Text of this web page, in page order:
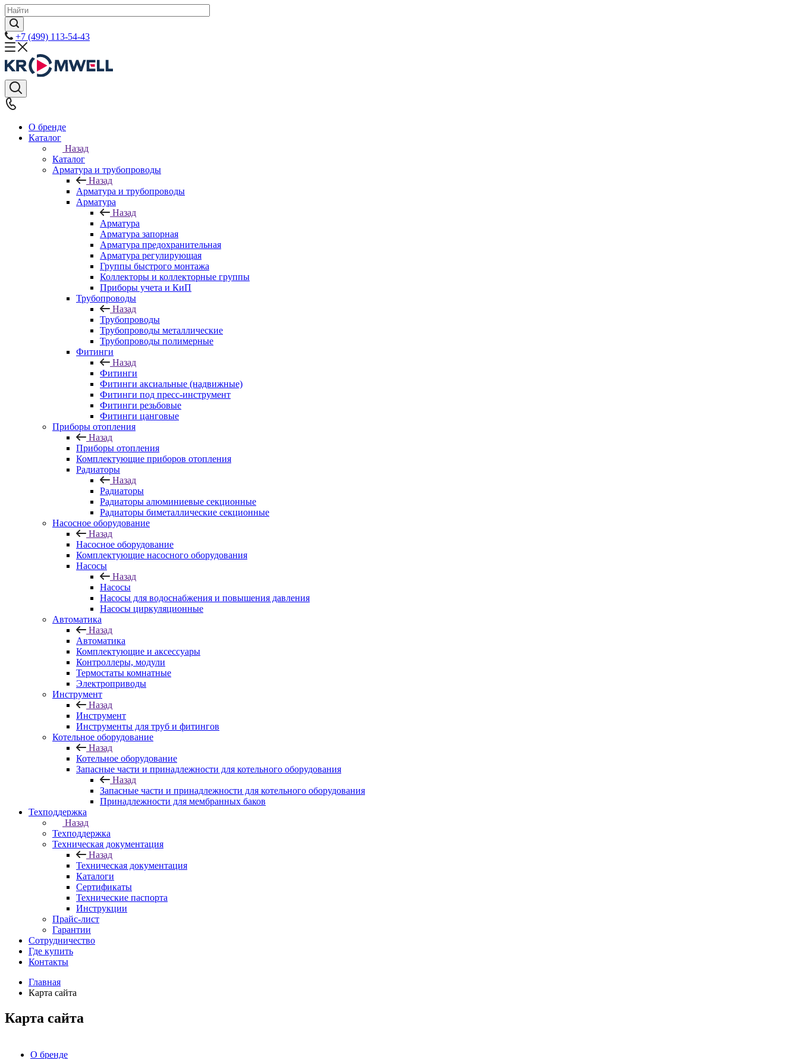
+7 (499) 113-54-43
О бренде
Каталог
Назад
Каталог
Арматура и трубопроводы
Назад
Арматура и трубопроводы
Арматура
Назад
Арматура
Арматура запорная
Арматура предохранительная
Арматура регулирующая
Группы быстрого монтажа
Коллекторы и коллекторные группы
Приборы учета и КиП
Трубопроводы
Назад
Трубопроводы
Трубопроводы металлические
Трубопроводы полимерные
Фитинги
Назад
Фитинги
Фитинги аксиальные (надвижные)
Фитинги под пресс-инструмент
Фитинги резьбовые
Фитинги цанговые
Приборы отопления
Назад
Приборы отопления
Комплектующие приборов отопления
Радиаторы
Назад
Радиаторы
Радиаторы алюминиевые секционные
Радиаторы биметаллические секционные
Насосное оборудование
Назад
Насосное оборудование
Комплектующие насосного оборудования
Насосы
Назад
Насосы
Насосы для водоснабжения и повышения давления
Насосы циркуляционные
Автоматика
Назад
Автоматика
Комплектующие и аксессуары
Контроллеры, модули
Термостаты комнатные
Электроприводы
Инструмент
Назад
Инструмент
Инструменты для труб и фитингов
Котельное оборудование
Назад
Котельное оборудование
Запасные части и принадлежности для котельного оборудования
Назад
Запасные части и принадлежности для котельного оборудования
Принадлежности для мембранных баков
Техподдержка
Назад
Техподдержка
Техническая документация
Назад
Техническая документация
Каталоги
Сертификаты
Технические паспорта
Инструкции
Прайс-лист
Гарантии
Сотрудничество
Где купить
Контакты
Главная
Карта сайта
Карта сайта
О бренде